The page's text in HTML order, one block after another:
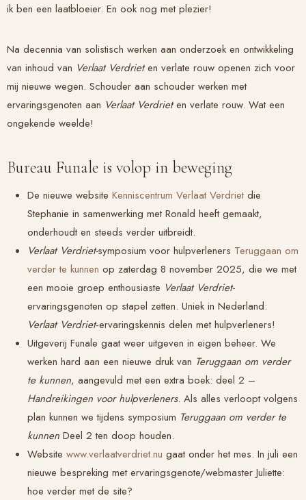
ik ben een laatbloeier. En ook nog met plezier!
Na decennia van solistisch werken aan onderzoek en ontwikkeling
van inhoud van Verlaat Verdrieten verlate rouw openen zich voor
mij nieuwe wegen. Schouder aan schouder werken met
ervaringsgenoten aan Verlaat Verdrieten verlate rouw. Wat een
ongekende weelde!
Bureau Funale is volop in beweging
De nieuwe website Kenniscentrum Verlaat Verdriet die
Stephanie in samenwerking met Ronald heeft gemaakt,
onderhoudt en steeds verder uitbreidt.
Verlaat Verdriet-symposium voor hulpverleners Teruggaan om
verder te kunnen op zaterdag 8 november 2025, die we met
een mooie groep enthousiaste Verlaat Verdriet-
ervaringsgenoten op stapel zetten. Uniek in Nederland:
Verlaat Verdriet-ervaringskennis delen met hulpverleners!
Uitgeverij Funale gaat weer uitgeven in eigen beheer. We
werken hard aan een nieuwe druk van Teruggaan om verder
te kunnen, aangevuld met een extra boek: deel 2 –
Handreikingen voor hulpverleners. Als alles verloopt volgens
plan kunnen we tijdens symposium Teruggaan om verder te
kunnen Deel 2 ten doop houden.
Website www.verlaatverdriet.nu gaat onder het mes. In juli een
nieuwe bespreking met ervaringsgenote/webmaster Juliette:
hoe verder met de site?